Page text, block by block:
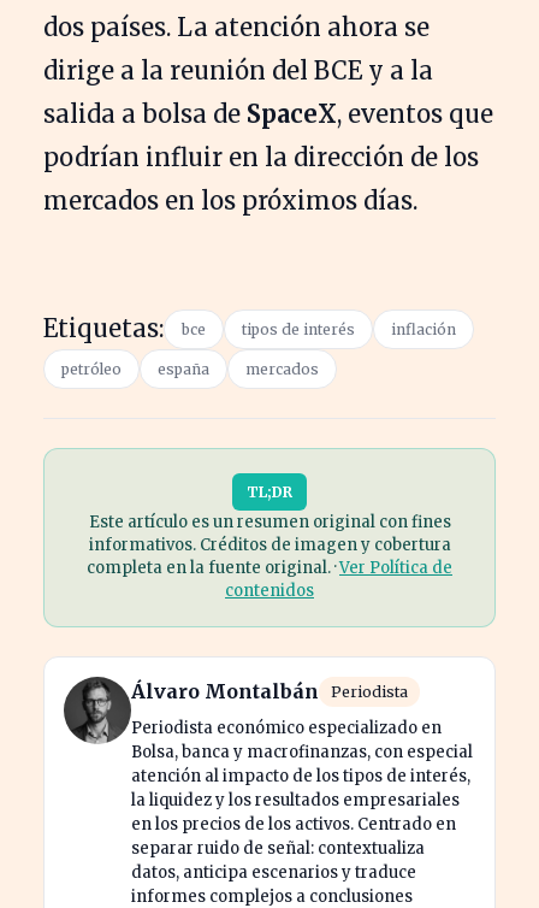
dos países. La atención ahora se
dirige a la reunión del BCE y a la
salida a bolsa de SpaceX, eventos que
podrían influir en la dirección de los
mercados en los próximos días.
Etiquetas: bce tipos de interés inflación
petróleo españa mercados
TL;DR
Este artículo es un resumen original con fines
informativos. Créditos de imagen y cobertura
completa en la fuente original. ·Ver Política de
contenidos
Álvaro Montalbán Periodista
Periodista económico especializado en
Bolsa, banca y macrofinanzas, con especial
atención al impacto de los tipos de interés,
la liquidez y los resultados empresariales
en los precios de los activos. Centrado en
separar ruido de señal: contextualiza
datos, anticipa escenarios y traduce
informes complejos a conclusiones